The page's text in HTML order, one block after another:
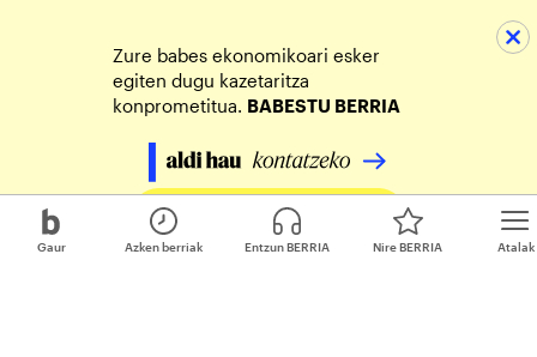
Gaur Atalak
Azken berriak Entzun BERRIA Nire BERRIA
Zure babes ekonomikoari esker
egiten dugu kazetaritza
konprometitua. BABESTU BERRIA
Egin zure ekarpena